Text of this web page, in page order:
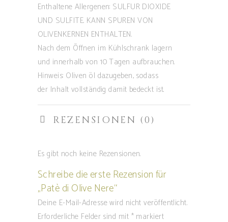
Enthaltene Allergenen: SULFUR DIOXIDE
UND SULFITE. KANN SPUREN VON
OLIVENKERNEN ENTHALTEN.
Nach dem Öffnen im Kühlschrank lagern
und innerhalb von 10 Tagen aufbrauchen.
Hinweis: Oliven öl dazugeben, sodass
der Inhalt vollständig damit bedeckt ist.
REZENSIONEN (0)
Es gibt noch keine Rezensionen.
Schreibe die erste Rezension für
„Patè di Olive Nere“
Deine E-Mail-Adresse wird nicht veröffentlicht.
Erforderliche Felder sind mit *markiert